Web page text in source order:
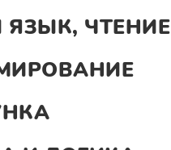
ЯЗЫК, ЧТЕНИЕ